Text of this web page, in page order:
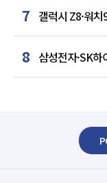
7 갤럭시 Z8·워
8 삼성전자·SK
여나…中 추격